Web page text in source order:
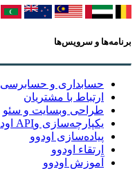
برنامه‌ها و سرویس‌ها
حسابداری و حسابرسی
ارتباط با مشتریان
طراحی وبسایت و سئو
یکپارچه‌سازی وAPI اودوو
پیاده‌سازی اودوو
ارتقاء اودوو
آموزش اودوو